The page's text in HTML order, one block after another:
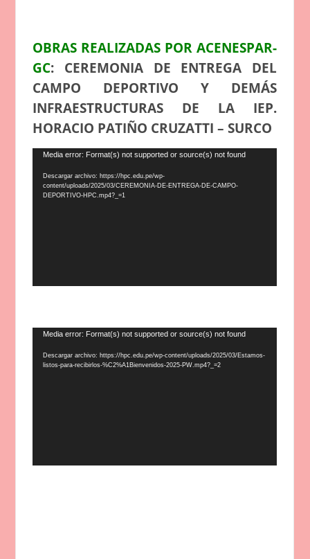
OBRAS REALIZADAS POR ACENESPAR-
GC: CEREMONIA DE ENTREGA DEL
CAMPO DEPORTIVO Y DEMÁS
INFRAESTRUCTURAS DE LA IEP.
HORACIO PATIÑO CRUZATTI – SURCO
Reproductor
de
vídeo
Media error: Format(s) not supported or source(s) not found
Descargar archivo: https://hpc.edu.pe/wp-
content/uploads/2025/03/CEREMONIA-DE-ENTREGA-DE-CAMPO-
DEPORTIVO-HPC.mp4?_=1
Reproductor
vídeo
Media error: Format(s) not supported or source(s) not found
Descargar archivo: https://hpc.edu.pe/wp-content/uploads/2025/03/Estamos-
listos-para-recibirlos-%C2%A1Bienvenidos-2025-PW.mp4?_=2